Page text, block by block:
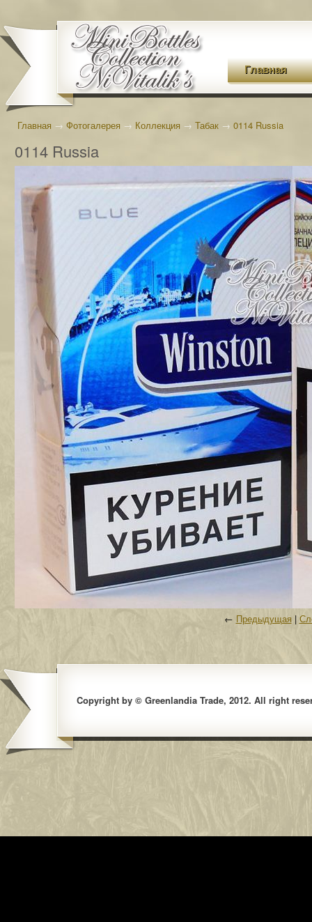
Главная
Главная → Фотогалерея → Коллекция → Табак → 0114 Russia
0114 Russia
← Предыдущая|
Copyright by © Greenlandia Trade, 2012. All right